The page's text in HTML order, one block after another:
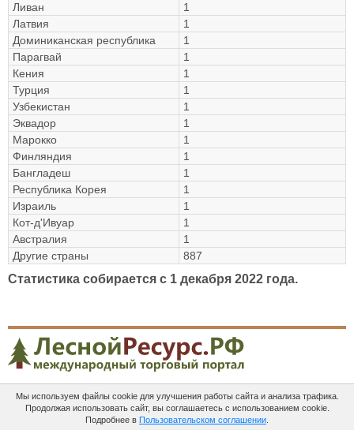
Ливан
1
Латвия
1
Доминиканская республика
1
Парагвай
1
Кения
1
Турция
1
Узбекистан
1
Эквадор
1
Марокко
1
Финляндия
1
Бангладеш
1
Республика Корея
1
Израиль
1
Кот-д'Ивуар
1
Австралия
1
Другие страны
887
Статистика собирается c 1 декабря 2022 года.
Платные
услуги
Пользовательское
соглашение
Контакты
Мы используем файлы cookie для улучшения работы сайта и анализа трафика.
Продолжая использовать сайт, вы соглашаетесь с использованием cookie.
Подробнее в Пользовательском соглашении